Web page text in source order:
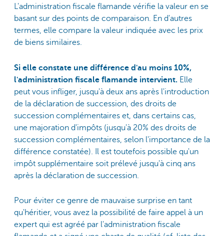
L'administration fiscale flamande vérifie la valeur en se
basant sur des points de comparaison. En d'autres
termes, elle compare la valeur indiquée avec les prix
de biens similaires.
Si elle constate une différence d'au moins 10%,
l'administration fiscale flamande intervient. Elle
peut vous infliger, jusqu'à deux ans après l'introduction
de la déclaration de succession, des droits de
succession complémentaires et, dans certains cas,
une majoration d'impôts (jusqu'à 20% des droits de
succession complémentaires, selon l'importance de la
différence constatée). Il est toutefois possible qu'un
impôt supplémentaire soit prélevé jusqu'à cinq ans
après la déclaration de succession.
Pour éviter ce genre de mauvaise surprise en tant
qu'héritier, vous avez la possibilité de faire appel à un
expert qui est agréé par l'administration fiscale